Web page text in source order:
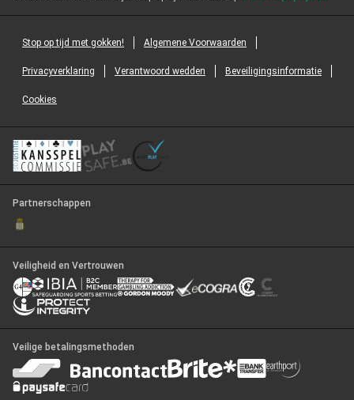
Stop op tijd met gokken! Algemene Voorwaarden
Privacyverklaring Verantwoord wedden Beveiligingsinformatie
Cookies
Partnerschappen
Veiligheid en Vertrouwen
Veilige betalingsmethoden